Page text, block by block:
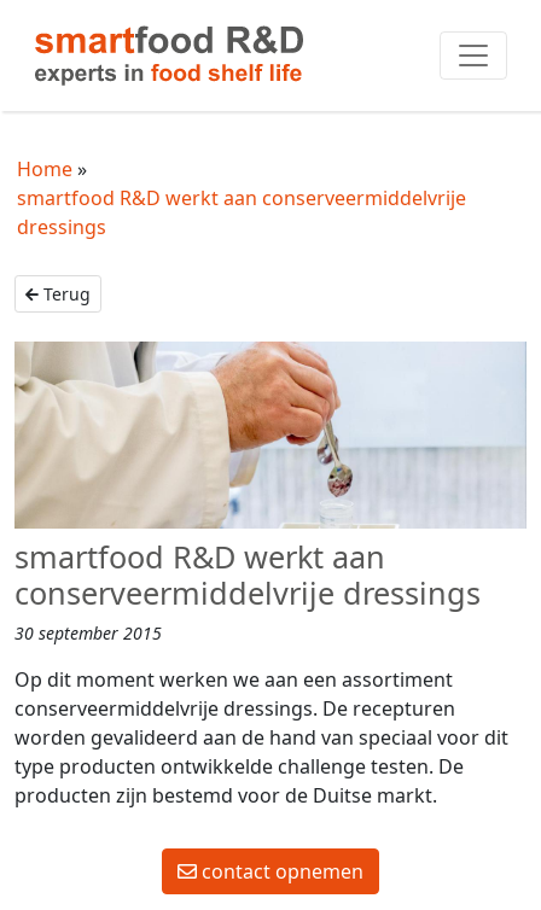
Home
smartfood R&D werkt aan conserveermiddelvrije
dressings
Terug
smartfood R&D werkt aan
conserveermiddelvrije dressings
30 september 2015
Op dit moment werken we aan een assortiment
conserveermiddelvrije dressings. De recepturen
worden gevalideerd aan de hand van speciaal voor dit
type producten ontwikkelde challenge testen. De
producten zijn bestemd voor de Duitse markt.
contact opnemen